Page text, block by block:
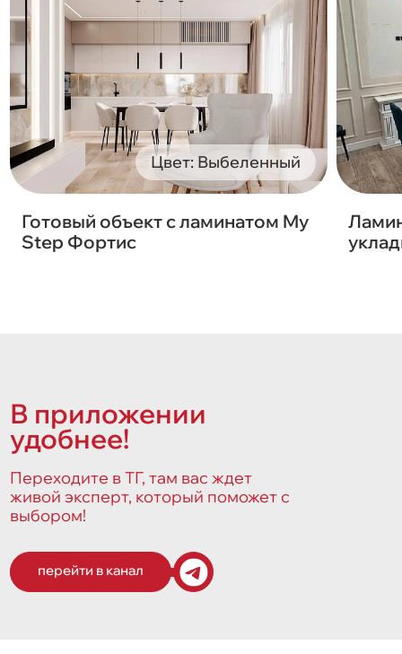
Цвет: Выбеленный
Готовый объект с ламинатом My
Step Фортис
В приложении
удобнее!
Переходите в ТГ, там вас ждет
живой эксперт, который поможет с
выбором!
перейти в канал